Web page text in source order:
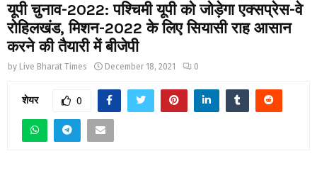
यूपी चुनाव-2022: पश्चिमी यूपी को जोड़ेगा एक्सप्रेस-वे
रोहिलखंड, मिशन-2022 के लिए सियासी राह आसान
करने की तैयारी में बीजेपी
by Live Bharat Times December 18, 2021 0
शेयर 0